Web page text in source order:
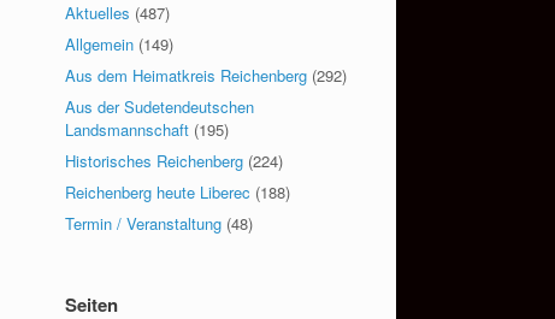
Aktuelles (487)
Allgemein (149)
Aus dem Heimatkreis Reichenberg (292)
Aus der Sudetendeutschen
Landsmannschaft (195)
Historisches Reichenberg (224)
Reichenberg heute Liberec (188)
Termin / Veranstaltung (48)
Seiten